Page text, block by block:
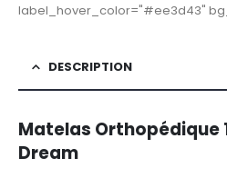
label_hover_color="#ee3d43"
DESCRIPTION
Matelas Orthopédique
Dream